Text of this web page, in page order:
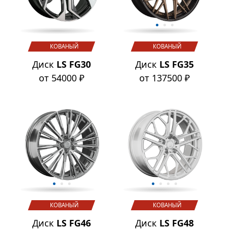
КОВАНЫЙ
Диск LS FG30
от 54000 ₽
КОВАНЫЙ
Диск LS FG35
от 137500 ₽
КОВАНЫЙ
Диск LS FG46
КОВАНЫЙ
Диск LS FG48